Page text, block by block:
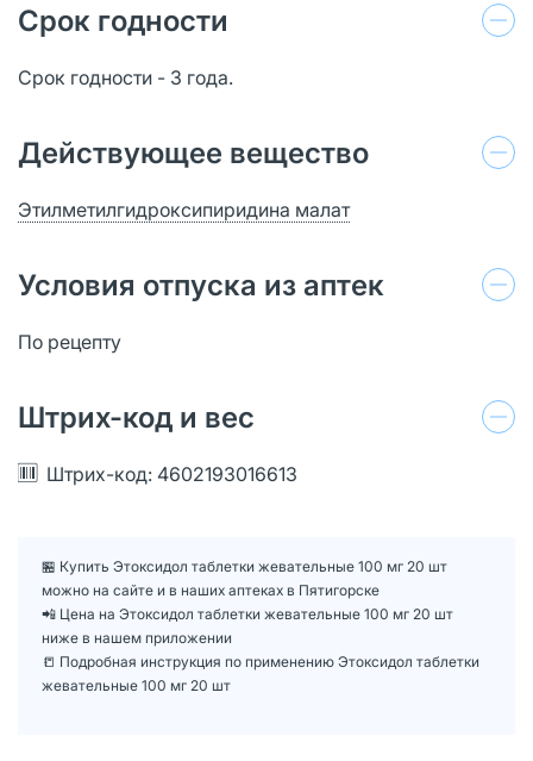
Срок годности
Срок годности - 3 года.
Действующее вещество
Этилметилгидроксипиридина малат
Условия отпуска из аптек
По рецепту
Штрих-код и вес
Штрих-код: 4602193016613
🏪 Купить Этоксидол таблетки жевательные 100 мг 20 шт
можно на сайте и в наших аптеках в Пятигорске
📲 Цена на Этоксидол таблетки жевательные 100 мг 20 шт
ниже в нашем приложении
📒 Подробная инструкция по применению Этоксидол таблетки
жевательные 100 мг 20 шт